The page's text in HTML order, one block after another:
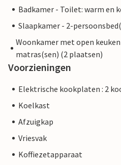
Badkamer - Toilet: warm en
Slaapkamer - 2-
Woonkamer met open
matras(sen) (2 plaatsen)
Voorzieningen
Elektrische kookplaten : 2
Koelkast
Afzuigkap
Vriesvak
Koffiezetapparaat